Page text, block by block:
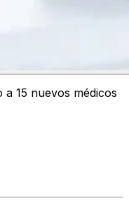
15 nuevos médicos